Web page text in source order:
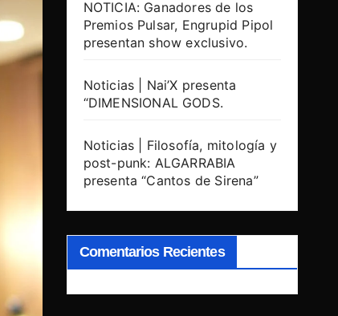
NOTICIA: Ganadores de los
Premios Pulsar, Engrupid Pipol
presentan show exclusivo.
Noticias | Nai’X presenta
“DIMENSIONAL GODS.
Noticias | Filosofía, mitología y
post-punk: ALGARRABIA
presenta “Cantos de Sirena”
Comentarios Recientes